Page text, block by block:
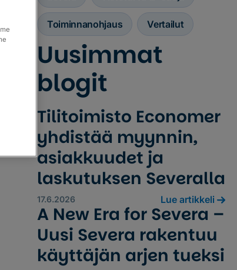
Toiminnanohjaus Vertailut
Uusimmat
blogit
Tilitoimisto Economer
yhdistää myynnin,
asiakkuudet ja
laskutuksen Severalla
17.6.2026 Lue artikkeli
A New Era for Severa –
Uusi Severa rakentuu
käyttäjän arjen tueksi